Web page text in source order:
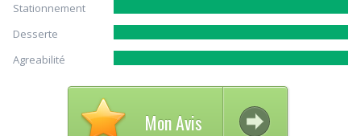
Stationnement
Desserte
Agreabilité
Mon Avis